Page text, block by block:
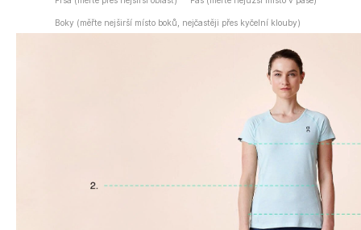
Boky (měřte nejširší místo boků, nejčastěji přes kyčelní klouby)